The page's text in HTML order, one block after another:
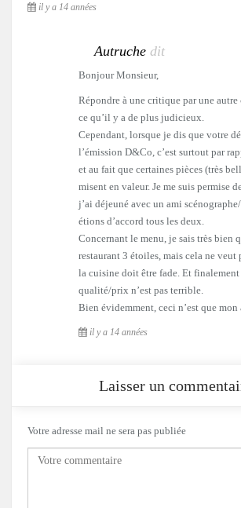
il y a 14 années
Autruche dit
Bonjour Monsieur,
Répondre à une critique par une autre
ce qu’il y a de plus judicieux.
Cependant, lorsque je dis que votre
l’émission D&Co, c’est surtout par
et au fait que certaines pièces (très
misent en valeur. Je me suis permise
j’ai déjeuné avec un ami
étions d’accord tous les deux.
Concernant le menu, je sais très bien
restaurant 3 étoiles, mais cela ne veut
la cuisine doit être fade. Et
qualité/prix n’est pas terrible.
Bien évidemment, ceci n’est que mon
il y a 14 années
Laisser un
Votre adresse mail ne sera pas publiée